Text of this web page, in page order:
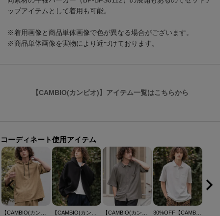
ップアイテムとして着用も可能。
※着用画像と商品単体画像で色が異なる場合がございます。
※商品単体画像を実物により近づけております。
【CAMBIO(カンビオ)】アイテム一覧はこちらから
コーディネート使用アイテム